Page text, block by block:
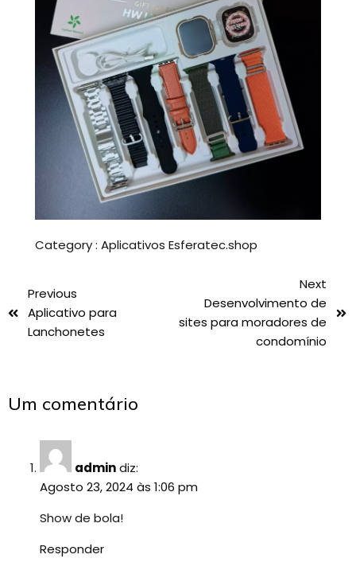
Category : Aplicativos Esferatec.shop
Previous
Aplicativo para
Lanchonetes
Next
Desenvolvimento de
sites para moradores de
condomínio
Um comentário
admindiz:
Agosto 23, 2024 às 1:06 pm
Show de bola!
Responder